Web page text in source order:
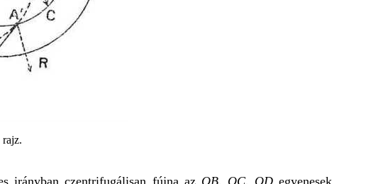
rajz.
irányban czentrifugálisan fújna az OB, OC, ODegyenesek